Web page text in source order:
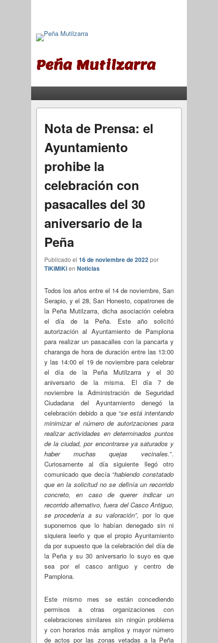
Peña Mutilzarra
Nota de Prensa: el
Ayuntamiento
prohibe la
celebración con
pasacalles del 30
aniversario de la
Peña
Publicado el 16 de noviembre de 2022por
TiKiMiKien Noticias
Todos los años entre el 14 de noviembre, San
Serapio, y el 28, San Honesto, copatrones de
la Peña Mutilzarra, dicha asociación celebra
el día de la Peña. Este año solicitó
autorización al Ayuntamiento de Pamplona
para realizar un pasacalles con la pancarta y
charanga de hora de duración entre las 13:00
y las 14:00 el 19 de noviembre para celebrar
el día de la Peña Mutilzarra y el 30
aniversario de la misma. El día 7 de
noviembre la Administración de Seguridad
Ciudadana del Ayuntamiento denegó la
celebración debido a que “se está intentando
minimizar el número de autorizaciones para
realizar actividades en determinados puntos
de la ciudad, por encontrarse ya saturados y
haber muchas quejas vecinales.”.
Curiosamente al día siguiente llegó otro
comunicado que decía “habiendo constatado
que en la solicitud no se definía un recorrido
concreto, en caso de querer indicar un
recorrido alternativo, fuera del Casco Antiguo,
se procedería a su valoración”, por lo que
suponemos que lo habían denegado sin ni
siquiera leerlo y que el propio Ayuntamiento
da por supuesto que la celebración del día de
la Peña y su 30 aniversario lo suyo es que
sea por el casco antiguo y centro de
Pamplona.
Este mismo mes se están concediendo
permisos a otras organizaciones con
celebraciones similares sin ningún problema
y con horarios más amplios y mayor número
de actos por las zonas vetadas a la Peña